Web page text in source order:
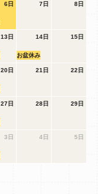
6日 7日 8日
13日 14日
お盆休み
15日
20日 21日 22日
27日 28日 29日
3日 4日 5日